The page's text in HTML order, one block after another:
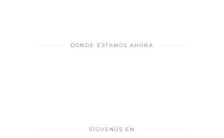
DÓNDE ESTAMOS AHORA
SÍGUENOS EN